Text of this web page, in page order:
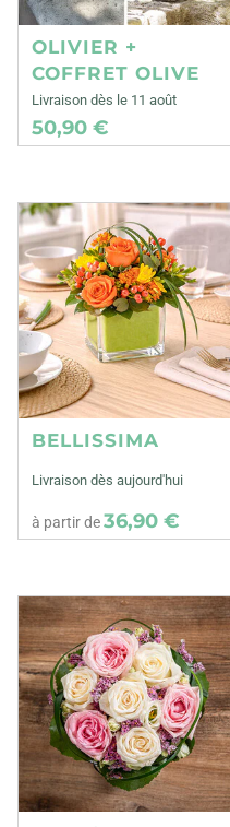
OLIVIER +
COFFRET OLIVE
Livraison dès le 11 août
50,90 €
BELLISSIMA
Livraison dès aujourd'hui
à partir de36,90 €